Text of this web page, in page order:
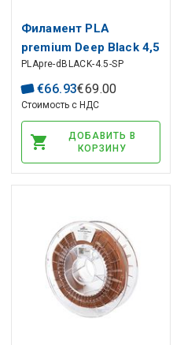
Филамент PLA
premium Deep Black 4,5
кг Spectrum
PLApre-dBLACK-4.5-SP
€66.93€69.00
Стоимость с НДС
ДОБАВИТЬ В
КОРЗИНУ